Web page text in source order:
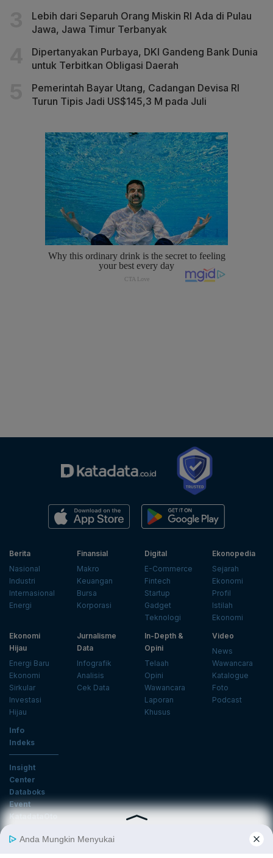
Lebih dari Separuh Orang Miskin RI Ada di Pulau
Jawa, Jawa Timur Terbanyak
Dipertanyakan Purbaya, DKI Gandeng Bank Dunia
untuk Terbitkan Obligasi Daerah
Pemerintah Bayar Utang, Cadangan Devisa RI
Turun Tipis Jadi US$145,3 M pada Juli
Berita
Nasional
Industri
Internasional
Energi
Finansial
Makro
Keuangan
Bursa
Korporasi
Digital
E-Commerce
Fintech
Startup
Gadget
Teknologi
Ekonopedia
Sejarah
Ekonomi
Profil
Istilah
Ekonomi
Ekonomi
Hijau
Energi Baru
Ekonomi
Sirkular
Investasi
Hijau
Jurnalisme
Data
Infografik
Analisis
Cek Data
In-Depth &
Opini
Telaah
Opini
Wawancara
Laporan
Khusus
Video
News
Wawancara
Katalogue
Foto
Podcast
Info
Indeks
Insight
Center
Databoks
Event
KatadataOto